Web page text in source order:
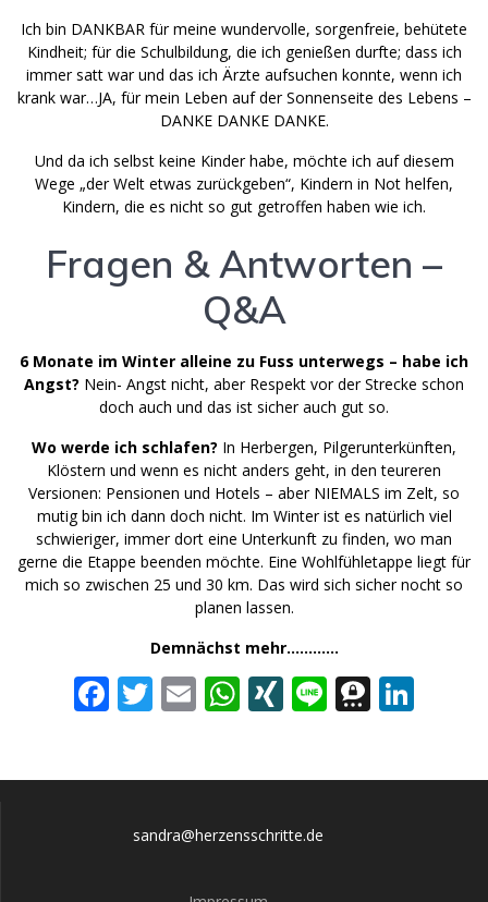
Ich bin DANKBAR für meine wundervolle, sorgenfreie, behütete
Kindheit; für die Schulbildung, die ich genießen durfte; dass ich
immer satt war und das ich Ärzte aufsuchen konnte, wenn ich
krank war…JA, für mein Leben auf der Sonnenseite des Lebens –
DANKE DANKE DANKE.
Und da ich selbst keine Kinder habe, möchte ich auf diesem
Wege „der Welt etwas zurückgeben“, Kindern in Not helfen,
Kindern, die es nicht so gut getroffen haben wie ich.
Fragen & Antworten –
Q&A
6 Monate im Winter alleine zu Fuss unterwegs – habe ich
Angst? Nein- Angst nicht, aber Respekt vor der Strecke schon
doch auch und das ist sicher auch gut so.
Wo werde ich schlafen? In Herbergen, Pilgerunterkünften,
Klöstern und wenn es nicht anders geht, in den teureren
Versionen: Pensionen und Hotels – aber NIEMALS im Zelt, so
mutig bin ich dann doch nicht. Im Winter ist es natürlich viel
schwieriger, immer dort eine Unterkunft zu finden, wo man
gerne die Etappe beenden möchte. Eine Wohlfühletappe liegt für
mich so zwischen 25 und 30 km. Das wird sich sicher nocht so
planen lassen.
Demnächst mehr…………
F
o
T E W
A
XI Li T
sandra@herzensschritte.de